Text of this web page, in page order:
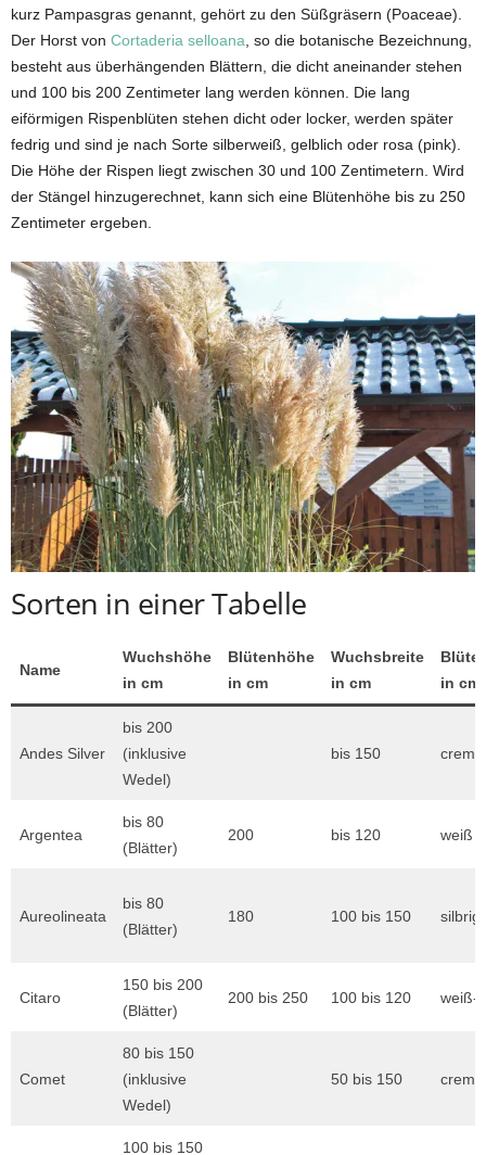
kurz Pampasgras genannt, gehört zu den Süßgräsern (Poaceae).
Der Horst von Cortaderia selloana, so die botanische Bezeichnung,
besteht aus überhängenden Blättern, die dicht aneinander stehen
und 100 bis 200 Zentimeter lang werden können. Die lang
eiförmigen Rispenblüten stehen dicht oder locker, werden später
fedrig und sind je nach Sorte silberweiß, gelblich oder rosa (pink).
Die Höhe der Rispen liegt zwischen 30 und 100 Zentimetern. Wird
der Stängel hinzugerechnet, kann sich eine Blütenhöhe bis zu 250
Zentimeter ergeben.
Sorten in einer Tabelle
Name
Wuchshöhe
in cm
Blütenhöhe
in cm
Wuchsbreite
in cm
in cm
Andes Silver
bis 200
(inklusive
Wedel)
bis 150
Argentea
bis 80
(Blätter)
200 bis 120 weiß
Aureolineata
bis 80
(Blätter)
180 100 bis 150
Citaro
150 bis 200
(Blätter)
200 bis 250 100 bis 120 weiß-
Comet
80 bis 150
(inklusive
Wedel)
50 bis 150
100 bis 150